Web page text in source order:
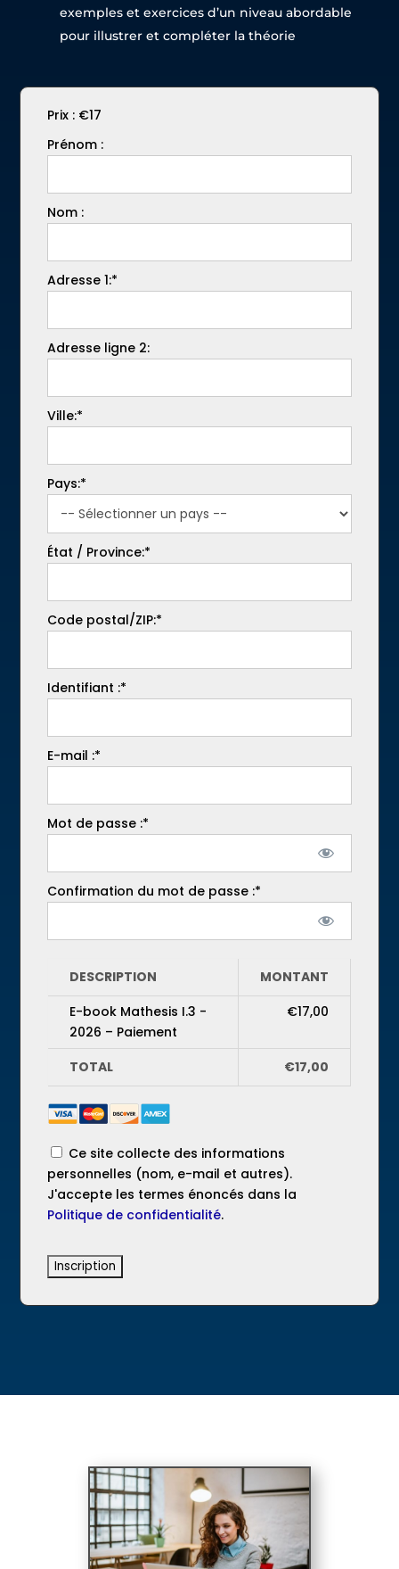
exemples et exercices d’un niveau abordable
pour illustrer et compléter la théorie
Prix : €17
Prénom :
Nom :
Adresse 1:*
Adresse ligne 2:
Ville:*
Pays:*
État / Province:*
Code postal/ZIP:*
Identifiant :*
E-mail :*
Mot de passe :*
Confirmation du mot de passe :*
DESCRIPTION
MONTANT
E-book Mathesis I.3 -
2026 – Paiement
€17,00
TOTAL €17,00
Ce site collecte des informations
personnelles (nom, e-mail et autres).
J'accepte les termes énoncés dans la
Politique de confidentialité.
Aucune valeur